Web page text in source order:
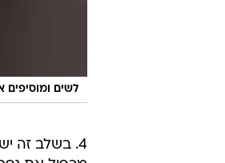
לשים
4. בשלב זה